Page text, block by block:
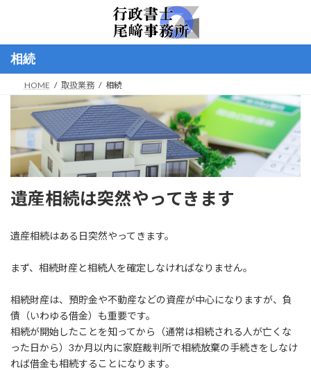
ン
へ
ー
ョ
相続
HOME 取扱業務 相続
遺産相続は突然やってきます
遺産相続はある日突然やってきます。
まず、相続財産と相続人を確定しなければなりません。
相続財産は、預貯金や不動産などの資産が中心になりますが、負
債（いわゆる借金）も重要です。
相続が開始したことを知ってから（通常は相続される人が亡くな
った日から）3か月以内に家庭裁判所で相続放棄の手続きをしなけ
れば借金も相続することになります。